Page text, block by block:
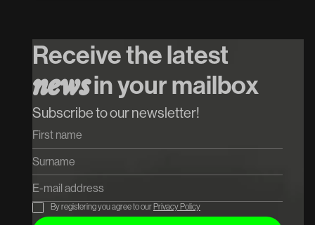
Polska // $hirak //
Cupido
Koop tickets
Koop tickets
Receive the latest
newsin your mailbox
Subscribe to our newsletter!
By registering you agree to our Privacy Policy